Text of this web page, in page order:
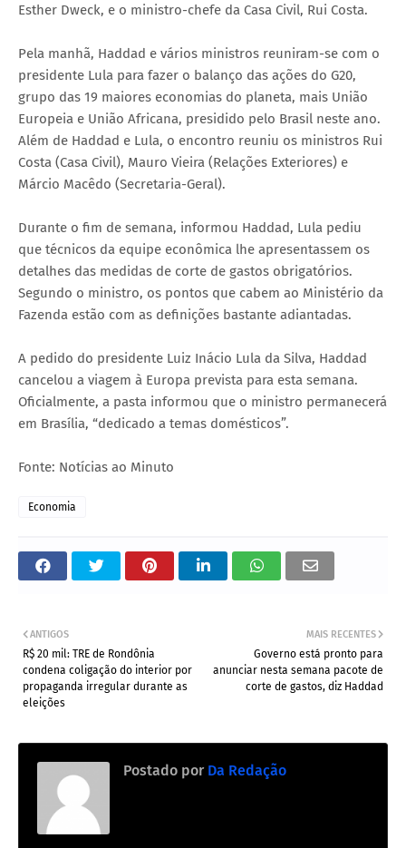
Esther Dweck, e o ministro-chefe da Casa Civil, Rui Costa.
Pela manhã, Haddad e vários ministros reuniram-se com o
presidente Lula para fazer o balanço das ações do G20,
grupo das 19 maiores economias do planeta, mais União
Europeia e União Africana, presidido pelo Brasil neste ano.
Além de Haddad e Lula, o encontro reuniu os ministros Rui
Costa (Casa Civil), Mauro Vieira (Relações Exteriores) e
Márcio Macêdo (Secretaria-Geral).
Durante o fim de semana, informou Haddad, Lula pediu
que técnicos da equipe econômica lhe apresentassem os
detalhes das medidas de corte de gastos obrigatórios.
Segundo o ministro, os pontos que cabem ao Ministério da
Fazenda estão com as definições bastante adiantadas.
A pedido do presidente Luiz Inácio Lula da Silva, Haddad
cancelou a viagem à Europa prevista para esta semana.
Oficialmente, a pasta informou que o ministro permanecerá
em Brasília, “dedicado a temas domésticos”.
Fonte: Notícias ao Minuto
Economia
MAIS RECENTES
Governo está pronto para
anunciar nesta semana pacote de
corte de gastos, diz Haddad
ANTIGOS
R$ 20 mil: TRE de Rondônia
condena coligação do interior por
propaganda irregular durante as
eleições
Postado por Da Redação